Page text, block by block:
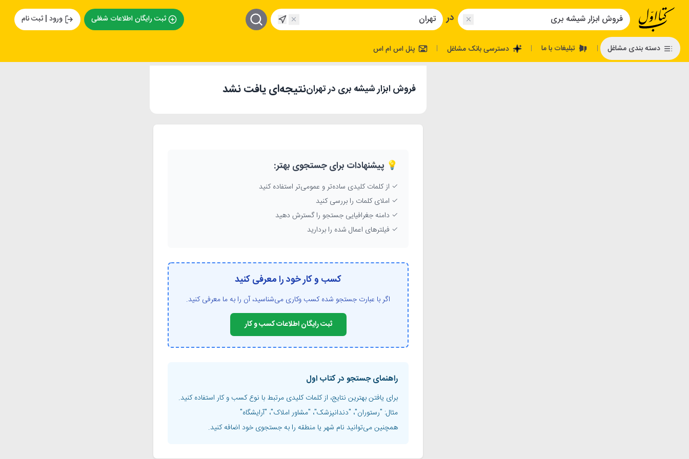
در ثبت رایگان اطلاعات شغلی ورود | ثبت نام
دسته بندی مشاغل | تبلیغات با ما | دسترسی بانک مشاغل | پنل اس ام اس
فروش ابزار شیشه بری در تهراننتیجه‌ای یافت نشد
💡 پیشنهادات برای جستجوی بهتر:
✓ از کلمات کلیدی ساده‌تر و عمومی‌تر استفاده کنید
✓ املای کلمات را بررسی کنید
✓ دامنه جغرافیایی جستجو را گسترش دهید
✓ فیلترهای اعمال شده را بردارید
کسب و کار خود را معرفی کنید
اگر با عبارت جستجو شده کسب وکاری می‌شناسید، آن را به ما معرفی کنید.
ثبت رایگان اطلاعات کسب و کار
راهنمای جستجو در کتاب اول
برای یافتن بهترین نتایج، از کلمات کلیدی مرتبط با نوع کسب و کار استفاده کنید.
مثال: "رستوران"، "دندانپزشک"، "مشاور املاک"، "آرایشگاه"
همچنین می‌توانید نام شهر یا منطقه را به جستجوی خود اضافه کنید.